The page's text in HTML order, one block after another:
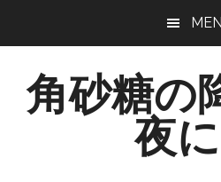
content
sidebar角砂糖の
夜に